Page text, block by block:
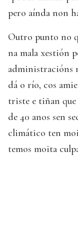
pero aínda non
Outro punto no
na mala xestión
administracións
dá o río, cos
triste e tiñan que
de 40 anos sen
climático ten
temos moita